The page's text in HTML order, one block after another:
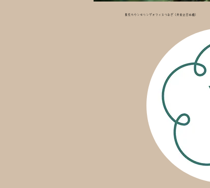
東京カウンセリングオフィスつむぎ（中央区日本橋）